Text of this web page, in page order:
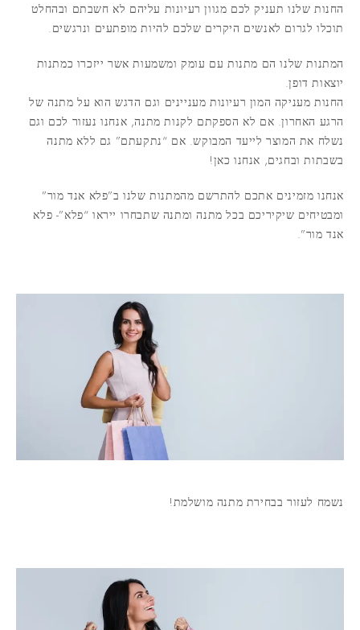
החנות שלנו תעניק לכם מגוון רעיונות עליהם לא חשבתם ובהחלט
תוכלו לגרום לאנשים היקרים שלכם להיות מופתעים ונרגשים.
המתנות שלנו הם מתנות עם עומק ומשמעות אשר ייזכרו כמתנות
יוצאות דופן.
החנות מעניקה המון רעיונות מעניינים וגם הדגש הוא על מתנה של
הרגע האחרון. אם לא הספקתם לקנות מתנה, אנחנו נעזור לכם וגם
נשלח את המוצר לייעד המבוקש. אם “נתקעתם” גם ללא מתנה
בשבתות ובחגים, אנחנו כאן!
אנחנו מזמינים אתכם להתרשם מהמתנות שלנו ב”פלא אנד מור”
ומבטיחים שיקיריכם בכל מתנה ומתנה שתבחרו ייראו “פלא”- פלא
אנד מור”.
נשמח לעזור בבחירת מתנה מושלמת!